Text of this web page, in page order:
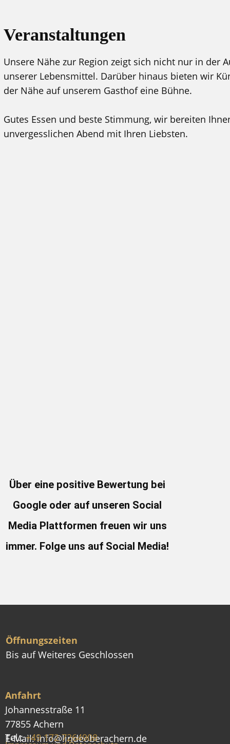
Veranstaltungen
Unsere Nähe zur Region zeigt sich nicht nur in der
unserer Lebensmittel. Darüber hinaus bieten wir
der Nähe auf unserem Gasthof eine Bühne.
Gutes Essen und beste Stimmung, wir bereiten
unvergesslichen Abend mit Ihren Liebsten.
Über eine positive Bewertung bei
Google oder auf unseren Social
Media Plattformen freuen wir uns
immer. Folge uns auf Social Media!
Öffnungszeiten
Bis auf Weiteres Geschlossen
Anfahrt
Johannesstraße 11
77855 Achern
E-Mail: info@lindeoberachern.de
Tel.:+49 ​172 7264908